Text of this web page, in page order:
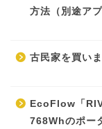
方法（別途ア
古民家を買い
EcoFlow「
768Whのポー